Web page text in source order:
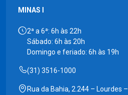
MINAS I
2ª a 6ª: 6h às 22h
Sábado: 6h às 20h
Domingo e feriado: 6h às 19h
(31) 3516-1000
Rua da Bahia, 2.244 – Lourdes –